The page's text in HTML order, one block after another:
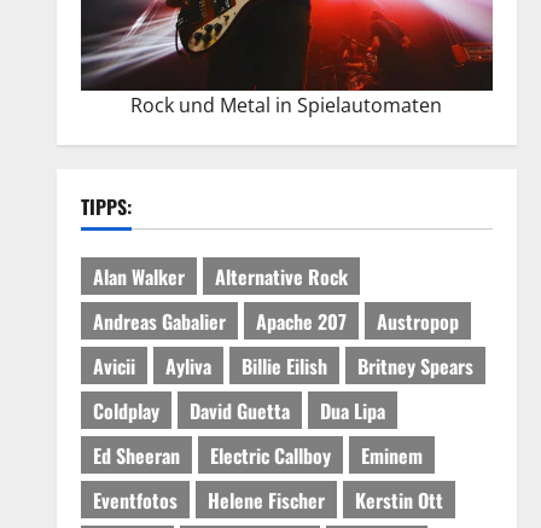
Rock und Metal in Spielautomaten
TIPPS:
Alan Walker
Alternative Rock
Andreas Gabalier
Apache 207
Austropop
Avicii
Ayliva Billie Eilish
Britney Spears
Coldplay
David Guetta
Dua Lipa
Ed Sheeran
Electric Callboy
Eminem
Eventfotos
Helene Fischer
Kerstin Ott